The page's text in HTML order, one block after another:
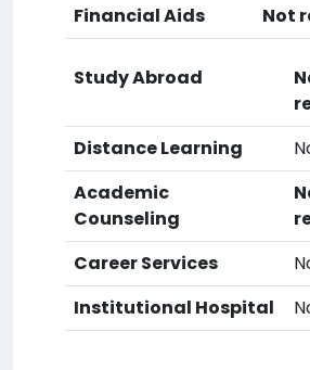
Financial Aids
Not
Study Abroad
Distance Learning
Academic
Counseling
Career Services
Institutional Hospital